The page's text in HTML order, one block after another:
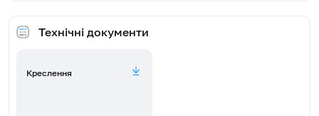
Сенсор чистоти води
Особливості:
Додатковий кошик для столових приладів
Технічні документи
Креслення